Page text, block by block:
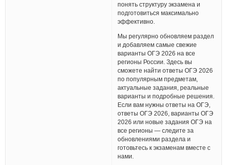
понять структуру экзамена и
подготовиться максимально
эффективно.
Мы регулярно обновляем раздел
и добавляем самые свежие
варианты ОГЭ 2026 на все
регионы России. Здесь вы
сможете найти ответы ОГЭ 2026
по популярным предметам,
актуальные задания, реальные
варианты и подробные решения.
Если вам нужны ответы на ОГЭ,
ответы ОГЭ 2026, варианты ОГЭ
2026 или новые задания ОГЭ на
все регионы — следите за
обновлениями раздела и
готовьтесь к экзаменам вместе с
нами.